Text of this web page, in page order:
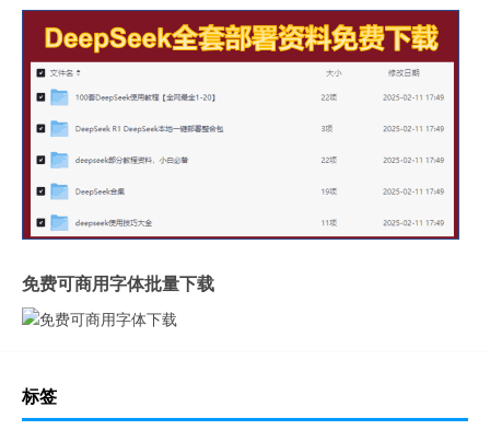
免费可商用字体批量下载
标签